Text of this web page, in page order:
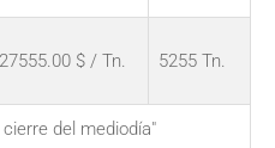
27555.00 $ / Tn. 5255 Tn.
del mediodía"